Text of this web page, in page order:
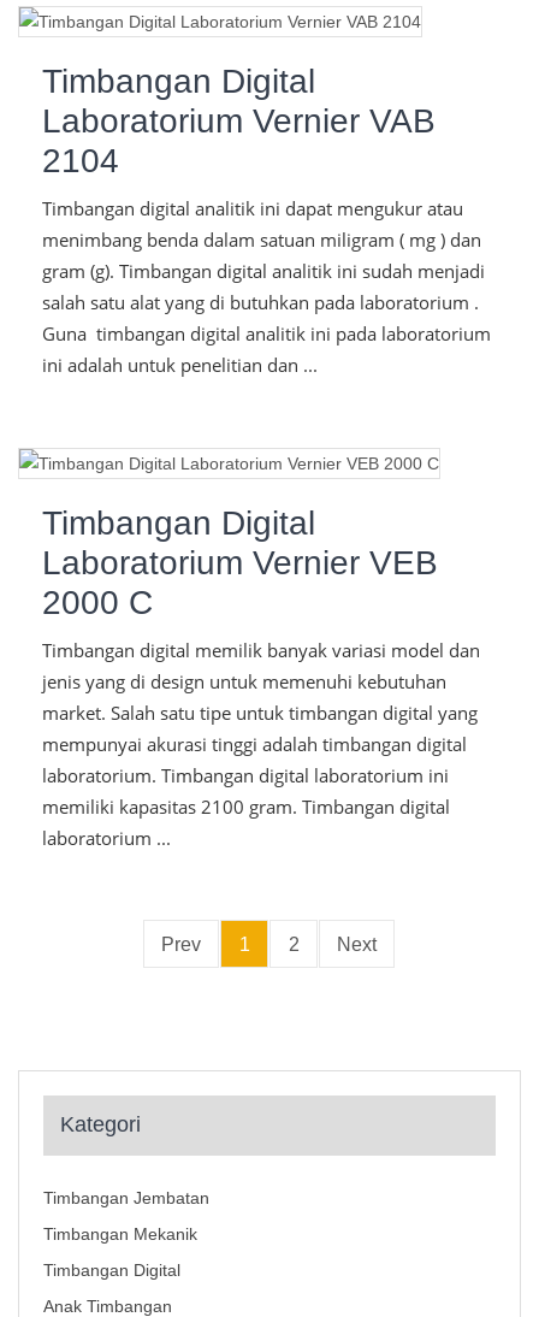
Kategori
Timbangan Jembatan
Timbangan Mekanik
Timbangan Digital
Anak Timbangan
Timbangan Digital
Laboratorium Vernier VAB
2104
Timbangan digital analitik ini dapat mengukur atau
menimbang benda dalam satuan miligram ( mg ) dan
gram (g). Timbangan digital analitik ini sudah menjadi
salah satu alat yang di butuhkan pada laboratorium .
Guna timbangan digital analitik ini pada laboratorium
ini adalah untuk penelitian dan ...
Timbangan Digital
Laboratorium Vernier VEB
2000 C
Timbangan digital memilik banyak variasi model dan
jenis yang di design untuk memenuhi kebutuhan
market. Salah satu tipe untuk timbangan digital yang
mempunyai akurasi tinggi adalah timbangan digital
laboratorium. Timbangan digital laboratorium ini
memiliki kapasitas 2100 gram. Timbangan digital
laboratorium ...
Prev 1 2 Next